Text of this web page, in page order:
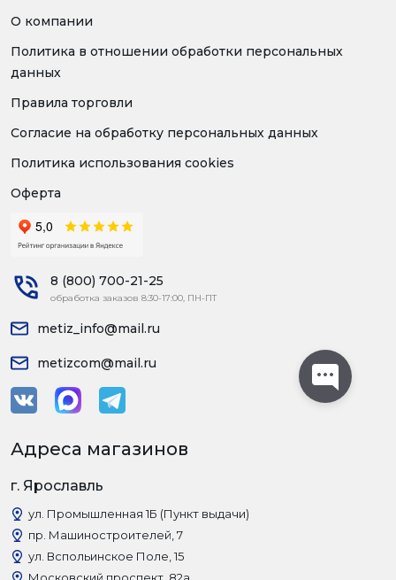
О компании
Политика в отношении обработки персональных
данных
Правила торговли
Согласие на обработку персональных данных
Политика использования cookies
Оферта
8 (800) 700-21-25
обработка заказов 8:30-17:00, ПН-ПТ
metiz_info@mail.ru
metizcom@mail.ru
Адреса магазинов
г. Ярославль
ул. Промышленная 1Б (Пункт выдачи)
пр. Машиностроителей, 7
ул. Вспольинское Поле, 15
Московский проспект, 82а